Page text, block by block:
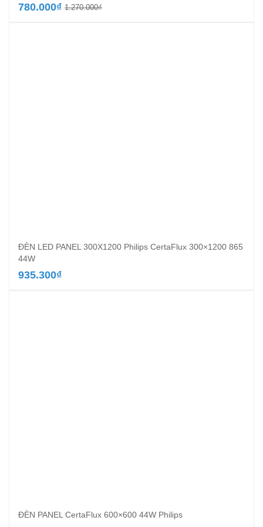
1.270.000₫Giá
780.000₫
Giá
ĐÈN LED PANEL 300X1200 Philips CertaFlux 300×1200 865
44W
935.300₫
ĐÈN PANEL CertaFlux 600×600 44W Philips